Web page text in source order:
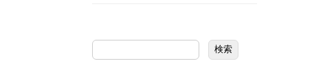
検索